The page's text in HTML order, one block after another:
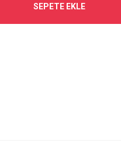
SEPETE EKLE